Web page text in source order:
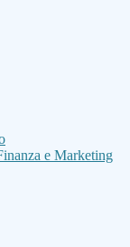
e Marketing